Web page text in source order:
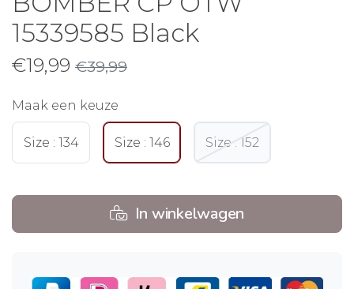
15339585 Black
€19,99 €39,99
Maak een keuze
Size : 134 Size : 146 Size : 152
In winkelwagen